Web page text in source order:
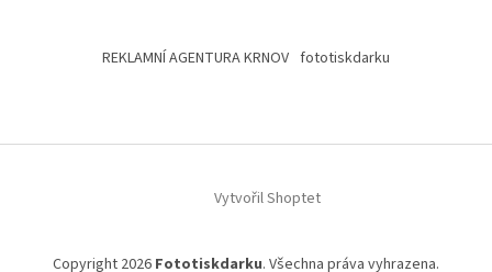
REKLAMNÍ AGENTURA KRNOV fototiskdarku
Vytvořil Shoptet
Copyright 2026 Fototiskdarku. Všechna práva vyhrazena.